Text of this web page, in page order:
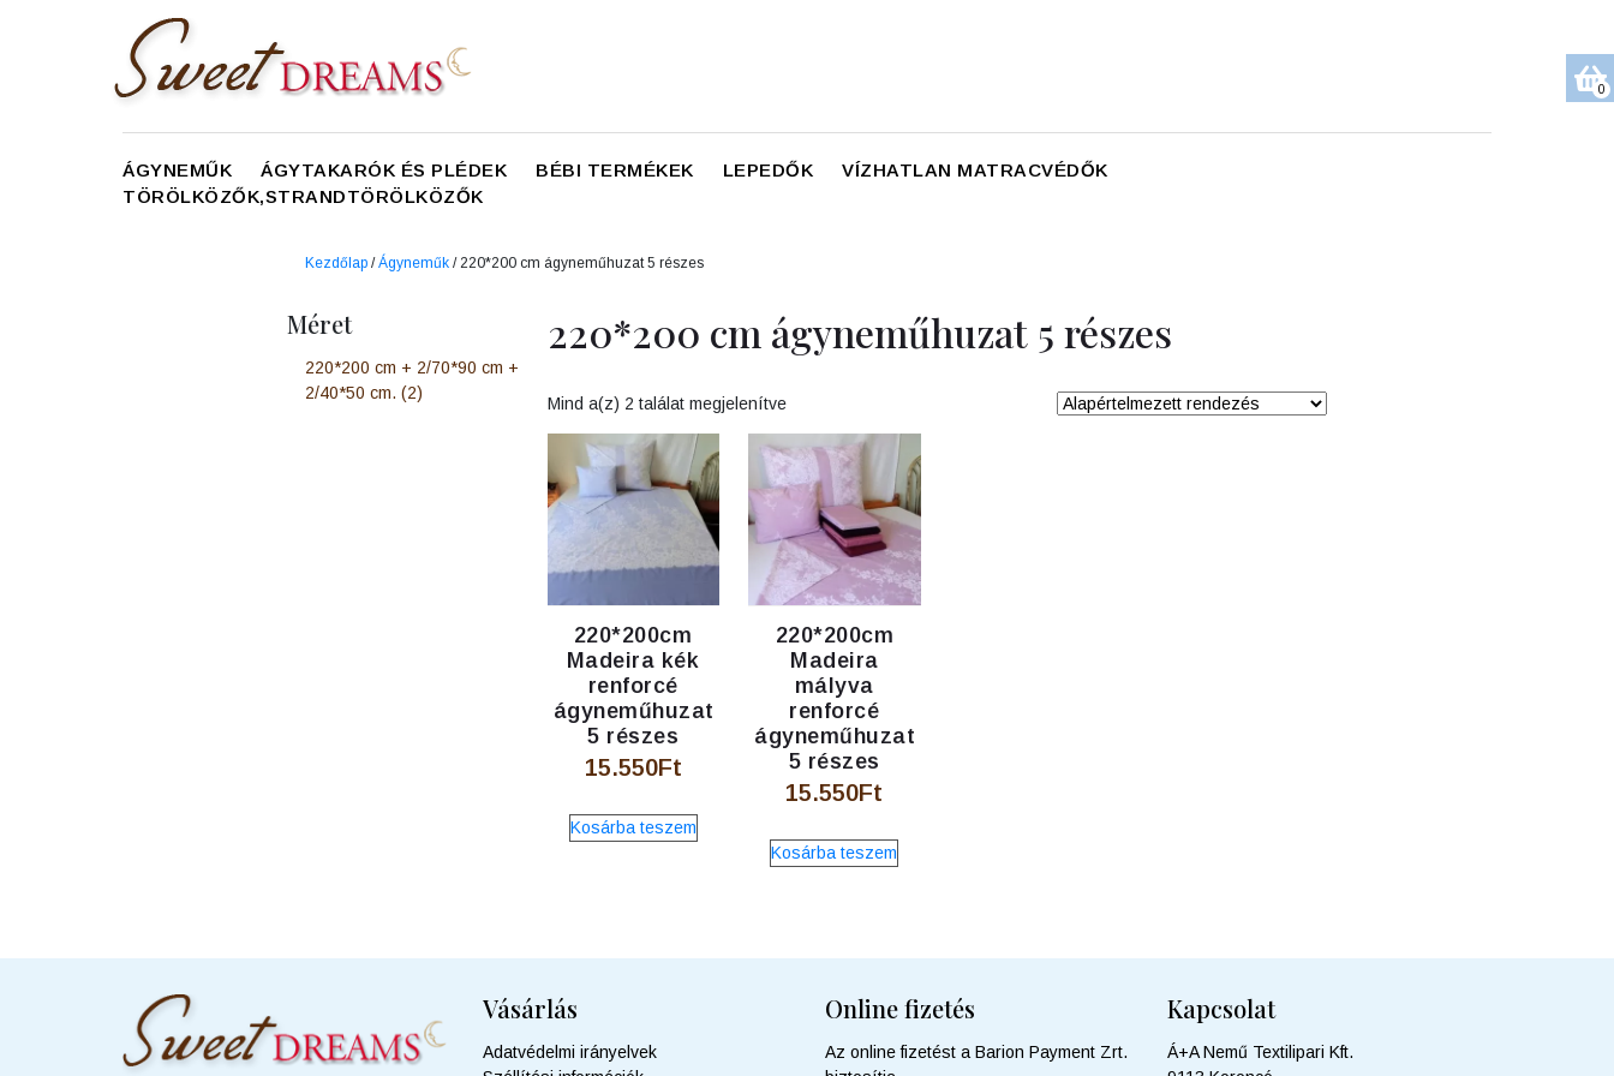
ÁGYNEMŰK ÁGYTAKARÓK ÉS PLÉDEK BÉBI TERMÉKEK LEPEDŐK
VÍZHATLAN MATRACVÉDŐK
TÖRÖLKÖZŐK,STRANDTÖRÖLKÖZŐK
Kezdőlap /Ágyneműk / 220*200 cm ágyneműhuzat 5 részes
Méret
220*200 cm + 2/70*90 cm +
2/40*50 cm. (2)
220*200 cm ágyneműhuzat 5 részes
Mind a(z) 2 találat megjelenítve
220*200cm
Madeira kék
renforcé
ágyneműhuzat
5 részes
15.550Ft
Kosárba teszem
220*200cm
Madeira
mályva
renforcé
ágyneműhuzat
5 részes
15.550Ft
Kosárba teszem
Vásárlás
Adatvédelmi irányelvek
Online fizetés
Az online fizetést a Barion Payment Zrt.
Kapcsolat
Á+A Nemű Textilipari Kft.
0